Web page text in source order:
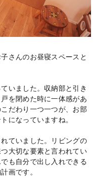
さんのお昼寝スペースと
いました。収納部と引き
を閉めた時に一体感があ
だわり一つ一つが、お部
になっていますね。
ていました。リビングの
大切な要素と言われてい
も自分で出し入れできる
画です。